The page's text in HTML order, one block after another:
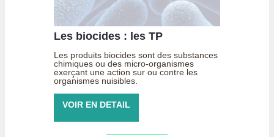
Les biocides : les TP
Les produits biocides sont des substances
chimiques ou des micro-organismes
exerçant une action sur ou contre les
organismes nuisibles.
VOIR EN DETAIL